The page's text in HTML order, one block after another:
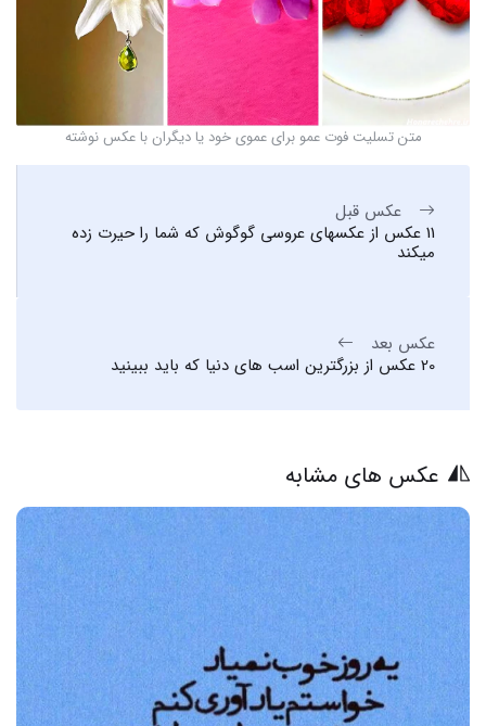
متن تسلیت فوت عمو برای عموی خود یا دیگران با عکس نوشته
عکس قبل
11 عکس از عکسهای عروسی گوگوش که شما را حیرت زده
میکند
عکس بعد
20 عکس از بزرگترین اسب های دنیا که باید ببینید
عکس های مشابه